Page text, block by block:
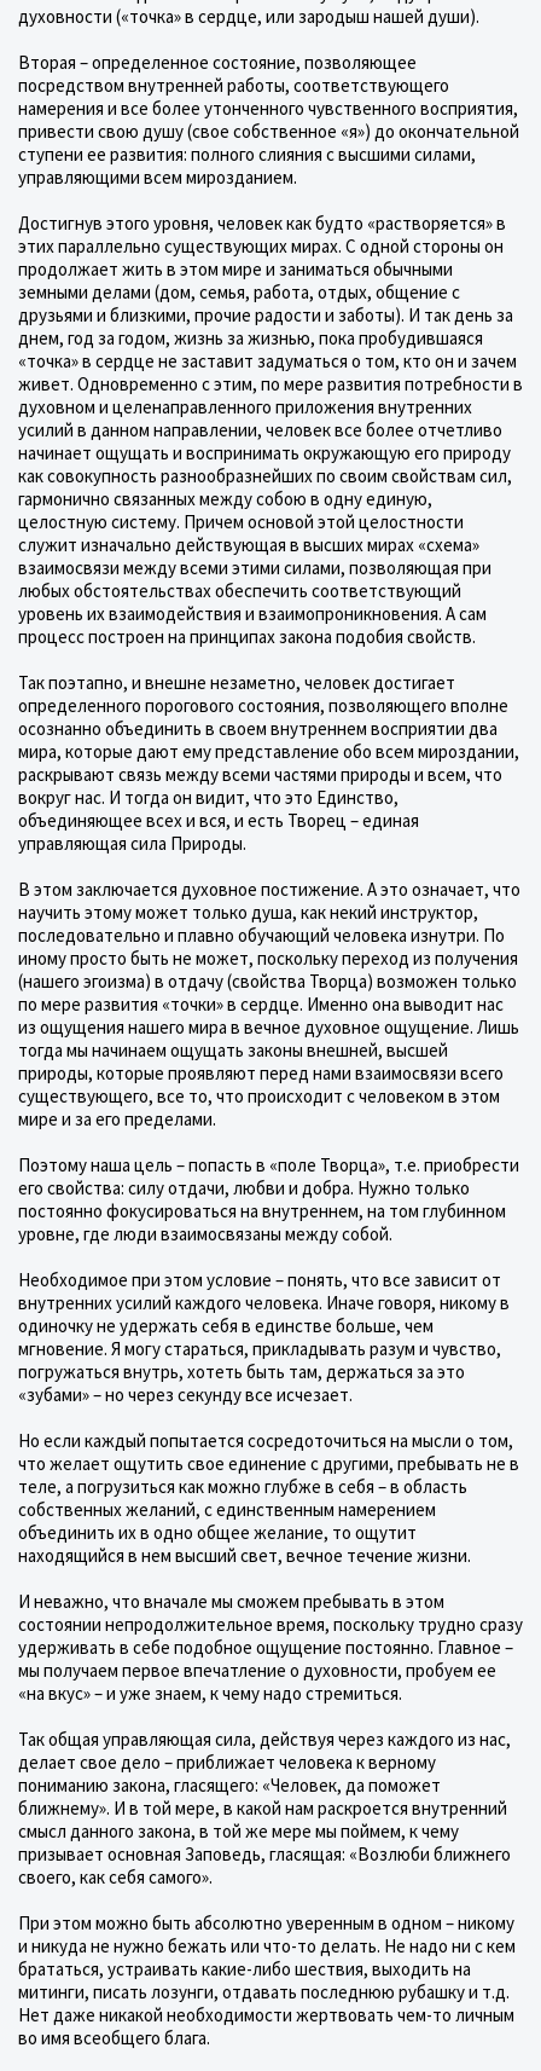
духовности («точка» в сердце, или зародыш нашей души).
Вторая – определенное состояние, позволяющее
посредством внутренней работы, соответствующего
намерения и все более утонченного чувственного восприятия,
привести свою душу (свое собственное «я») до окончательной
ступени ее развития: полного слияния с высшими силами,
управляющими всем мирозданием.
Достигнув этого уровня, человек как будто «растворяется» в
этих параллельно существующих мирах. С одной стороны он
продолжает жить в этом мире и заниматься обычными
земными делами (дом, семья, работа, отдых, общение с
друзьями и близкими, прочие радости и заботы). И так день за
днем, год за годом, жизнь за жизнью, пока пробудившаяся
«точка» в сердце не заставит задуматься о том, кто он и зачем
живет. Одновременно с этим, по мере развития потребности в
духовном и целенаправленного приложения внутренних
усилий в данном направлении, человек все более отчетливо
начинает ощущать и воспринимать окружающую его природу
как совокупность разнообразнейших по своим свойствам сил,
гармонично связанных между собою в одну единую,
целостную систему. Причем основой этой целостности
служит изначально действующая в высших мирах «схема»
взаимосвязи между всеми этими силами, позволяющая при
любых обстоятельствах обеспечить соответствующий
уровень их взаимодействия и взаимопроникновения. А сам
процесс построен на принципах закона подобия свойств.
Так поэтапно, и внешне незаметно, человек достигает
определенного порогового состояния, позволяющего вполне
осознанно объединить в своем внутреннем восприятии два
мира, которые дают ему представление обо всем мироздании,
раскрывают связь между всеми частями природы и всем, что
вокруг нас. И тогда он видит, что это Единство,
объединяющее всех и вся, и есть Творец – единая
управляющая сила Природы.
В этом заключается духовное постижение. А это означает, что
научить этому может только душа, как некий инструктор,
последовательно и плавно обучающий человека изнутри. По
иному просто быть не может, поскольку переход из получения
(нашего эгоизма) в отдачу (свойства Творца) возможен только
по мере развития «точки» в сердце. Именно она выводит нас
из ощущения нашего мира в вечное духовное ощущение. Лишь
тогда мы начинаем ощущать законы внешней, высшей
природы, которые проявляют перед нами взаимосвязи всего
существующего, все то, что происходит с человеком в этом
мире и за его пределами.
Поэтому наша цель – попасть в «поле Творца», т.е. приобрести
его свойства: силу отдачи, любви и добра. Нужно только
постоянно фокусироваться на внутреннем, на том глубинном
уровне, где люди взаимосвязаны между собой.
Необходимое при этом условие – понять, что все зависит от
внутренних усилий каждого человека. Иначе говоря, никому в
одиночку не удержать себя в единстве больше, чем
мгновение. Я могу стараться, прикладывать разум и чувство,
погружаться внутрь, хотеть быть там, держаться за это
«зубами» – но через секунду все исчезает.
Но если каждый попытается сосредоточиться на мысли о том,
что желает ощутить свое единение с другими, пребывать не в
теле, а погрузиться как можно глубже в себя – в область
собственных желаний, с единственным намерением
объединить их в одно общее желание, то ощутит
находящийся в нем высший свет, вечное течение жизни.
И неважно, что вначале мы сможем пребывать в этом
состоянии непродолжительное время, поскольку трудно сразу
удерживать в себе подобное ощущение постоянно. Главное –
мы получаем первое впечатление о духовности, пробуем ее
«на вкус» – и уже знаем, к чему надо стремиться.
Так общая управляющая сила, действуя через каждого из нас,
делает свое дело – приближает человека к верному
пониманию закона, гласящего: «Человек, да поможет
ближнему». И в той мере, в какой нам раскроется внутренний
смысл данного закона, в той же мере мы поймем, к чему
призывает основная Заповедь, гласящая: «Возлюби ближнего
своего, как себя самого».
При этом можно быть абсолютно уверенным в одном – никому
и никуда не нужно бежать или что-то делать. Не надо ни с кем
брататься, устраивать какие-либо шествия, выходить на
митинги, писать лозунги, отдавать последнюю рубашку и т.д.
Нет даже никакой необходимости жертвовать чем-то личным
во имя всеобщего блага.